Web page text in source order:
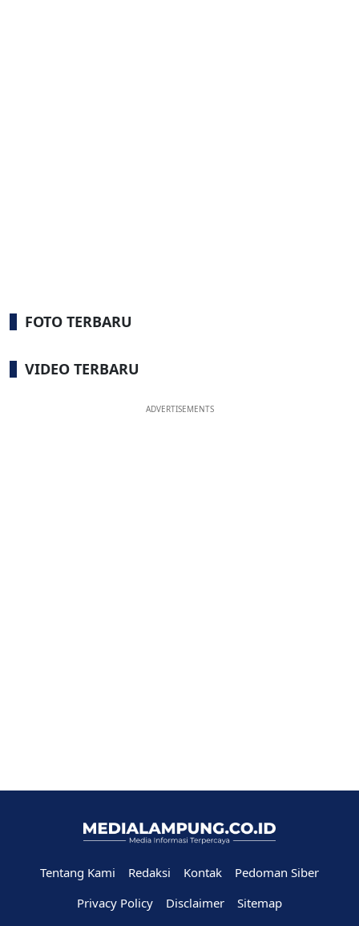
FOTO TERBARU
VIDEO TERBARU
ADVERTISEMENTS
Tentang Kami Redaksi Kontak
Pedoman Siber
Privacy Policy
Disclaimer Sitemap